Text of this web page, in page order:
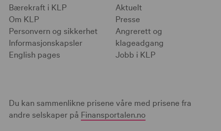
Bærekraft i KLP
Om KLP
Personvern og sikkerhet
Informasjonskapsler
English pages
Aktuelt
Presse
Angrerett og
klageadgang
Jobb i KLP
Du kan sammenlikne prisene våre med prisene fra
andre selskaper på Finansportalen.no